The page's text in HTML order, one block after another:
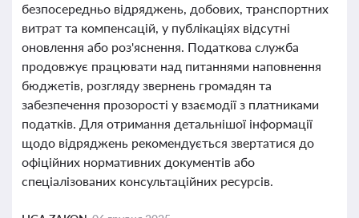
безпосередньо відряджень, добових, транспортних
витрат та компенсацій, у публікаціях відсутні
оновлення або роз'яснення. Податкова служба
продовжує працювати над питаннями наповнення
бюджетів, розгляду звернень громадян та
забезпечення прозорості у взаємодії з платниками
податків. Для отримання детальнішої інформації
щодо відряджень рекомендується звертатися до
офіційних нормативних документів або
спеціалізованих консультаційних ресурсів.